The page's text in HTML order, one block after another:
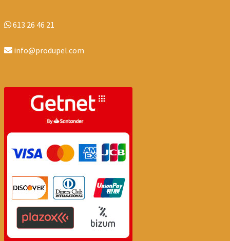
613 26 46 21
info@produpel.com